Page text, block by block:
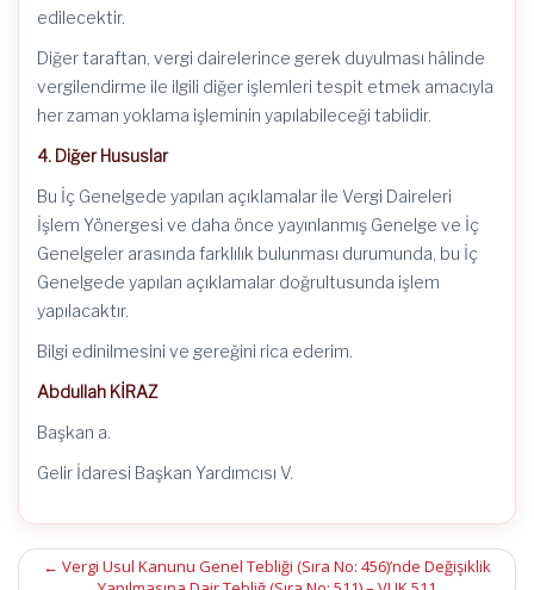
edilecektir.
Diğer taraftan, vergi dairelerince gerek duyulması hâlinde
vergilendirme ile ilgili diğer işlemleri tespit etmek amacıyla
her zaman yoklama işleminin yapılabileceği tabiidir.
4. Diğer Hususlar
Bu İç Genelgede yapılan açıklamalar ile Vergi Daireleri
İşlem Yönergesi ve daha önce yayınlanmış Genelge ve İç
Genelgeler arasında farklılık bulunması durumunda, bu İç
Genelgede yapılan açıklamalar doğrultusunda işlem
yapılacaktır.
Bilgi edinilmesini ve gereğini rica ederim.
Abdullah KİRAZ
Başkan a.
Gelir İdaresi Başkan Yardımcısı V.
Post
← Vergi Usul Kanunu Genel Tebliği (Sıra No: 456)’nde Değişiklik